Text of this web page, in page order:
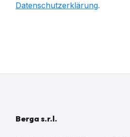
Datenschutzerklärung.
Berga s.r.l.